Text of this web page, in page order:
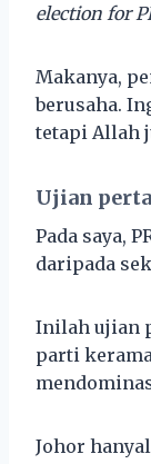
election for
Makanya,
berusaha.
tetapi Allah
Ujian
Pada saya,
daripada
Inilah ujian
parti
Johor